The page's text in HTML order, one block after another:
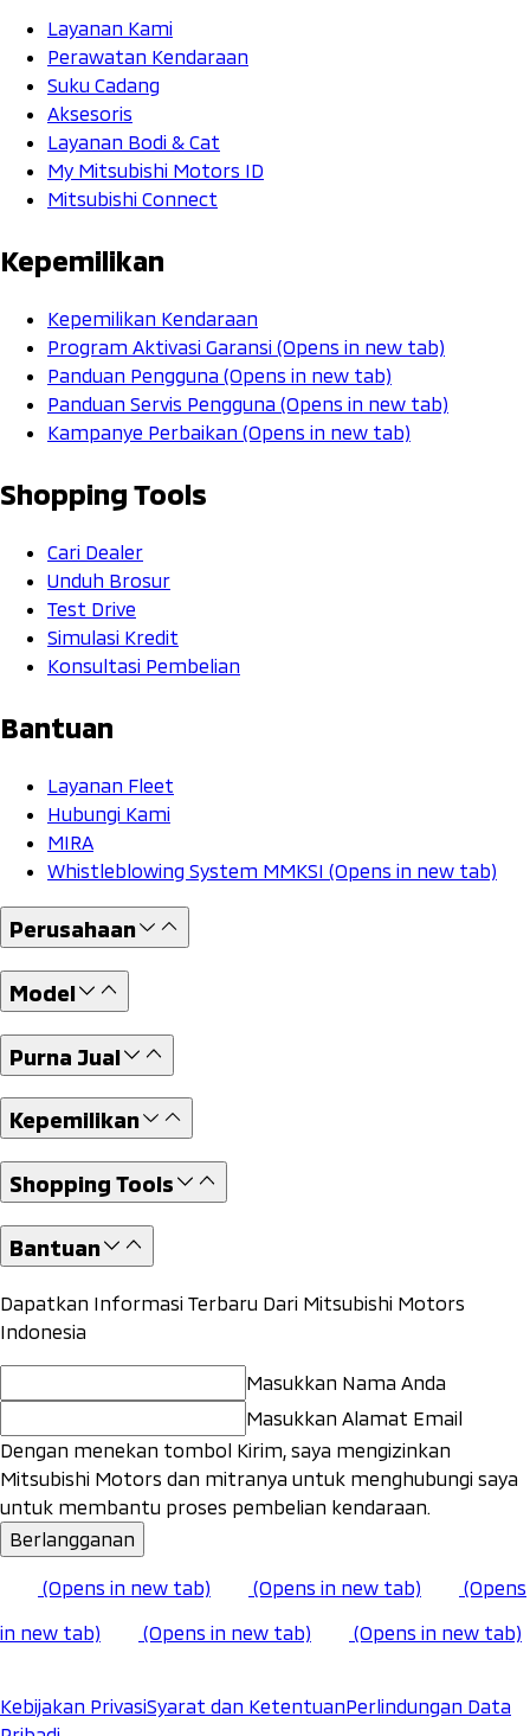
Layanan Kami
Perawatan Kendaraan
Suku Cadang
Aksesoris
Layanan Bodi & Cat
My Mitsubishi Motors ID
Mitsubishi Connect
Kepemilikan
Kepemilikan Kendaraan
Program Aktivasi Garansi (Opens in new tab)
Panduan Pengguna (Opens in new tab)
Panduan Servis Pengguna (Opens in new tab)
Kampanye Perbaikan (Opens in new tab)
Shopping Tools
Cari Dealer
Unduh Brosur
Test Drive
Simulasi Kredit
Konsultasi Pembelian
Bantuan
Layanan Fleet
Hubungi Kami
MIRA
Whistleblowing System MMKSI (Opens in new tab)
Perusahaan
Model
Purna Jual
Kepemilikan
Shopping Tools
Bantuan
Dapatkan Informasi Terbaru Dari Mitsubishi Motors
Indonesia
Masukkan Nama Anda
Masukkan Alamat Email
Dengan menekan tombol Kirim, saya mengizinkan
Mitsubishi Motors dan mitranya untuk menghubungi saya
untuk membantu proses pembelian kendaraan.
Berlangganan
(Opens in new tab) (Opens in new tab)
(Opens
in new tab)
(Opens in new tab) (Opens in new tab)
Kebijakan PrivasiSyarat dan KetentuanPerlindungan Data